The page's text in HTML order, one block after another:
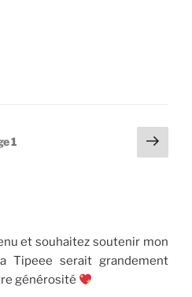
1
Page
et souhaitez soutenir mon
Tipeee serait grandement
générosité